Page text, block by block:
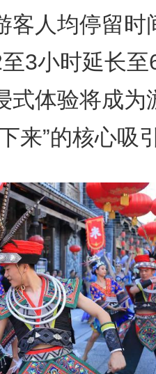
客人均停留时
3小时延长至
式体验将成为
来”的核心吸